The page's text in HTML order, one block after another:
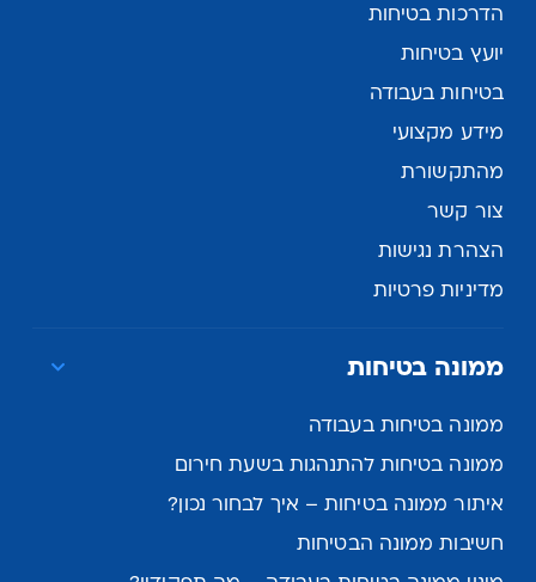
הדרכות בטיחות
יועץ בטיחות
בטיחות בעבודה
מידע מקצועי
מהתקשורת
צור קשר
הצהרת נגישות
מדיניות פרטיות
ממונה בטיחות
ממונה בטיחות בעבודה
ממונה בטיחות להתנהגות בשעת חירום
איתור ממונה בטיחות – איך לבחור נכון?
חשיבות ממונה הבטיחות